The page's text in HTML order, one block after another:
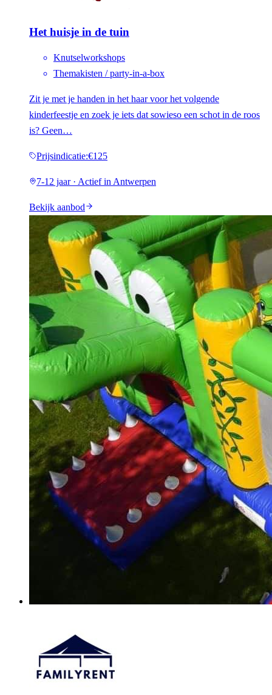
Het huisje in de tuin
Knutselworkshops
Themakisten / party-in-a-box
Zit je met je handen in het haar voor het volgende
kinderfeestje en zoek je iets dat sowieso een schot in de roos
is? Geen…
Prijsindicatie:€125
7-12 jaar · Actief in Antwerpen
Bekijk aanbod